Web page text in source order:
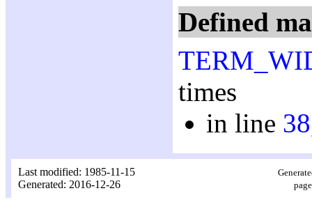
Defined
times
in line 38
Last modified: 1985-11-15
Generated: 2016-12-26